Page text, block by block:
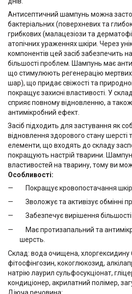
Антисептичний шампунь можна
бактеріальних (поверхневих та
грибкових (малацезіози та
атопічних ураженнях шкіри. Через
компонентів цей засіб забезпечить
більшості проблем. Шампунь має
що стимулюють регенерацію мертвих
шар), що придає свіжості та
покращує захисні властивості. У
сприяє повному відновленню, а
антимікробний ефект.
Засіб підходить для застування як
відновлення здорового стану шерсті
елементи, що входять до складу
покращують настрій тварини.
властивостей на тварину, тому ви
Особливості:
Покращує кровопостачання
Зволожує та активізує обмінні
Забезпечує вирішення
Має протизапальний та
шерсть.
Склад: вода очищена, хлоргексидину
фітосфінгозин, кокоглюкозид,
натрію лаурил сульфосукціонат,
кондиціонер, акрилатний полімер,